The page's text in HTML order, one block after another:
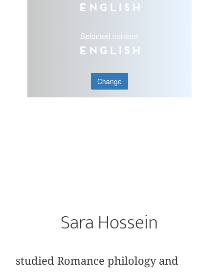
English
Selected content
English
Change
Sara Hossein
studied Romance philology and